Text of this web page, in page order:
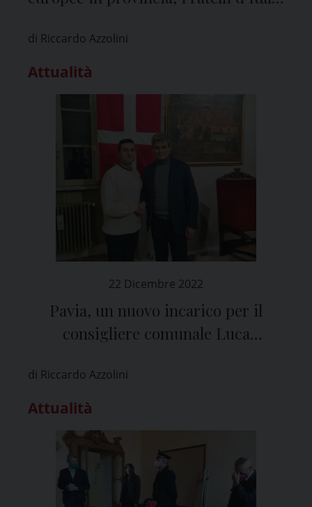
di Riccardo Azzolini
Attualità
22 Dicembre 2022
Pavia, un nuovo incarico per il
consigliere comunale Luca
di Riccardo Azzolini
Attualità